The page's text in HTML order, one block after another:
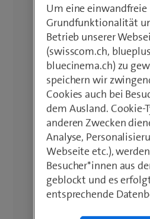
Um eine einwandfreie
Grundfunktionalität
Betrieb unserer
(swisscom.ch,
bluecinema.ch) zu
speichern wir
Cookies auch bei
dem Ausland. Cookie-
anderen Zwecken
Analyse,
Webseite etc.),
Besucher*innen aus
geblockt und es
entsprechende